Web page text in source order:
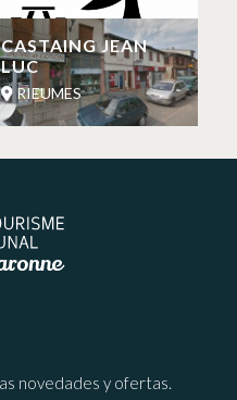
CASTAING JEAN
LUC
RIEUMES
novedades y ofertas.